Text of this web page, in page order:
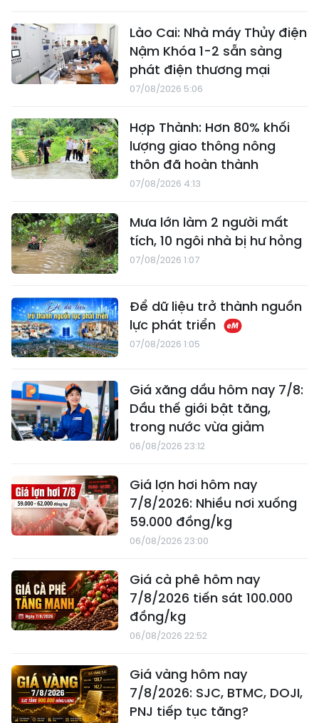
Lào Cai: Nhà máy Thủy điện
Nậm Khóa 1-2 sẵn sàng
phát điện thương mại
07/08/2026 5:06
Hợp Thành: Hơn 80% khối
lượng giao thông nông
thôn đã hoàn thành
07/08/2026 4:13
Mưa lớn làm 2 người mất
tích, 10 ngôi nhà bị hư hỏng
07/08/2026 1:07
Để dữ liệu trở thành nguồn
lực phát triển
07/08/2026 1:05
Giá xăng dầu hôm nay 7/8:
Dầu thế giới bật tăng,
trong nước vừa giảm
06/08/2026 23:12
Giá lợn hơi hôm nay
7/8/2026: Nhiều nơi xuống
59.000 đồng/kg
06/08/2026 23:00
Giá cà phê hôm nay
7/8/2026 tiến sát 100.000
đồng/kg
06/08/2026 22:52
Giá vàng hôm nay
7/8/2026: SJC, BTMC, DOJI,
PNJ tiếp tục tăng?